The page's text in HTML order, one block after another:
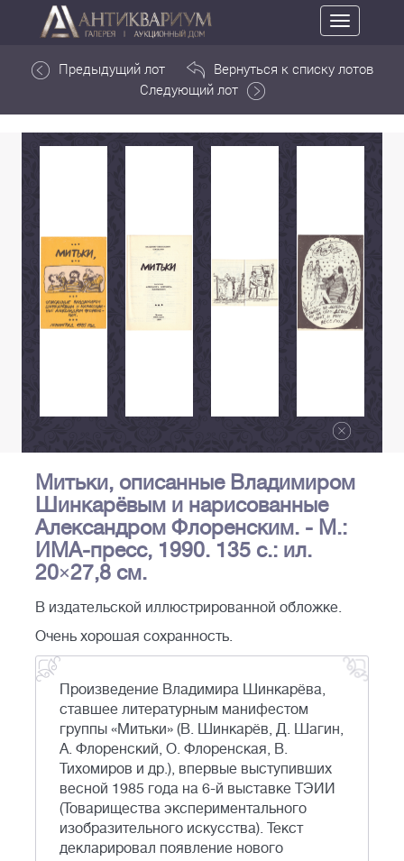
Toggle
navigation
Предыдущий лот
Вернуться к списку лотов
Следующий лот
Митьки, описанные Владимиром
Шинкарёвым и нарисованные
Александром Флоренским. - М.:
ИМА-пресс, 1990. 135 с.: ил.
20×27,8 см.
В издательской иллюстрированной обложке.
Очень хорошая сохранность.
Произведение Владимира Шинкарёва,
ставшее литературным манифестом
группы «Митьки» (В. Шинкарёв, Д. Шагин,
А. Флоренский, О. Флоренская, В.
Тихомиров и др.), впервые выступивших
весной 1985 года на 6-й выставке ТЭИИ
(Товарищества экспериментального
изобразительного искусства). Текст
декларировал появление нового